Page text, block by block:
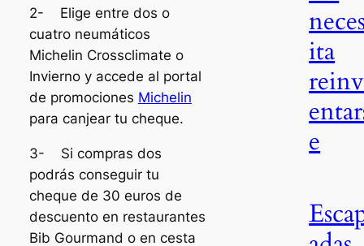
2- Elige entre dos o
cuatro neumáticos
Michelin Crossclimate o
Invierno y accede al portal
de promociones Michelin
para canjear tu cheque.
3- Si compras dos
podrás conseguir tu
cheque de 30 euros de
descuento en restaurantes
Bib Gourmand o en cesta
ita
reinv
e